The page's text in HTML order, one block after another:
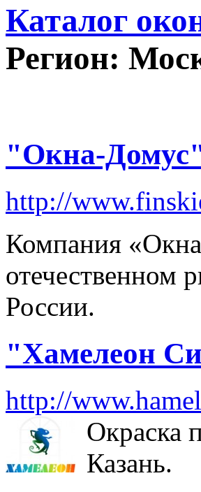
Каталог
Регион:
"Окна-
http://
Компания
отечественном
России.
"Хамелеон
http://
Окраска
Казань.